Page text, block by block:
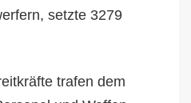
setzte 3279
trafen dem